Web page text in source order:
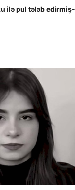
ilə pul tələb edirmiş-